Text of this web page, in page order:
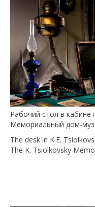
Рабочий стол в
Мемориальный дом-
The desk in K.E.
The K. Tsiolkovsky